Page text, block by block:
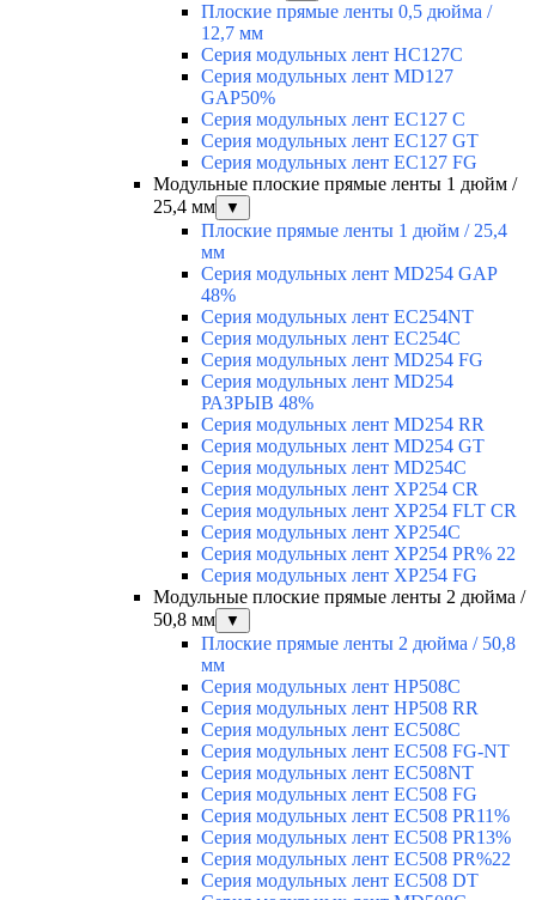
Плоские прямые ленты 0,5 дюйма /
12,7 мм
Серия модульных лент HC127C
Серия модульных лент MD127
GAP50%
Серия модульных лент EC127 С
Серия модульных лент EC127 GT
Серия модульных лент EC127 FG
Модульные плоские прямые ленты 1 дюйм /
25,4 мм
▼
Плоские прямые ленты 1 дюйм / 25,4
мм
Серия модульных лент MD254 GAP
48%
Серия модульных лент EC254NT
Серия модульных лент EC254C
Серия модульных лент MD254 FG
Серия модульных лент MD254
РАЗРЫВ 48%
Серия модульных лент MD254 RR
Серия модульных лент MD254 GT
Серия модульных лент MD254C
Серия модульных лент XP254 CR
Серия модульных лент XP254 FLT CR
Серия модульных лент XP254C
Серия модульных лент XP254 PR% 22
Серия модульных лент XP254 FG
Модульные плоские прямые ленты 2 дюйма /
50,8 мм
▼
Плоские прямые ленты 2 дюйма / 50,8
мм
Серия модульных лент HP508C
Серия модульных лент HP508 RR
Серия модульных лент EC508C
Серия модульных лент EC508 FG-NT
Серия модульных лент EC508NT
Серия модульных лент EC508 FG
Серия модульных лент EC508 PR11%
Серия модульных лент EC508 PR13%
Серия модульных лент EC508 PR%22
Серия модульных лент EC508 DT